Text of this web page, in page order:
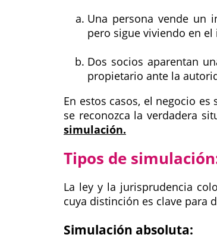
Una persona vende un
pero sigue viviendo en
Dos socios aparentan
propietario ante la
En estos casos, el negocio
se reconozca la verdadera
simulación.
Tipos de
La ley y la jurisprudencia
cuya distinción es clave para
Simulación absoluta: